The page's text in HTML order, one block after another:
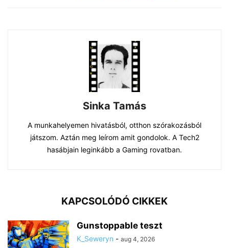
Sinka Tamás
A munkahelyemen hivatásból, otthon szórakozásból
játszom. Aztán meg leírom amit gondolok. A Tech2
hasábjain leginkább a Gaming rovatban.
KAPCSOLÓDÓ CIKKEK
Gunstoppable teszt
K_Seweryn - aug 4, 2026